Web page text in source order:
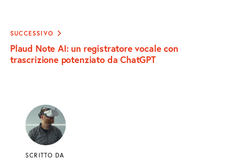
CLIPBOARD
Navigazione
articoli
SUCCESSIVO
Plaud Note AI: un registratore vocale con
trascrizione potenziato da ChatGPT
SCRITTO DA